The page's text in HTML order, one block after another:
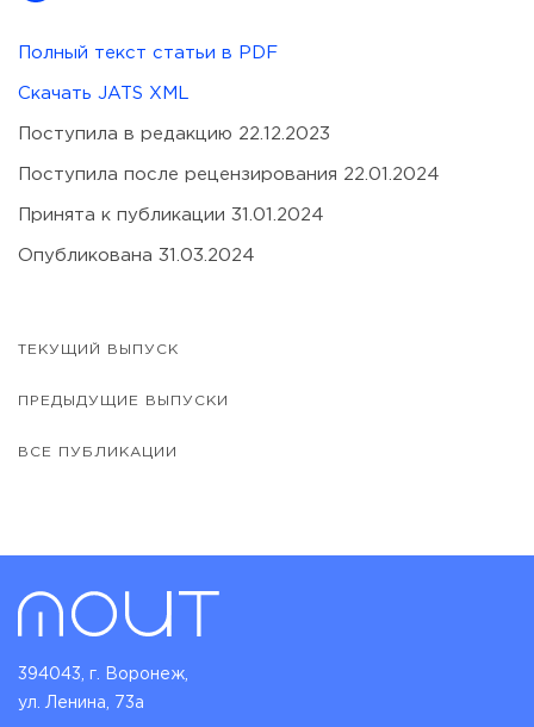
Полный текст статьи в PDF
Скачать JATS XML
Поступила в редакцию 22.12.2023
Поступила после рецензирования 22.01.2024
Принята к публикации 31.01.2024
Опубликована 31.03.2024
ТЕКУЩИЙ ВЫПУСК
ПРЕДЫДУЩИЕ ВЫПУСКИ
ВСЕ ПУБЛИКАЦИИ
394043, г. Воронеж,
ул. Ленина, 73а